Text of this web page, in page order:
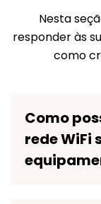
Nesta
responder às
como
Como
rede WiFi